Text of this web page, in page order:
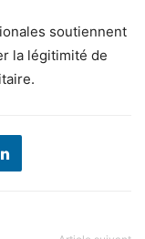
soutiennent
la légitimité de